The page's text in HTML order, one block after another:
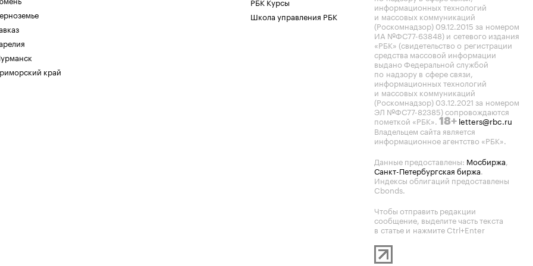
край
Школа управления РБК
информационных технологий
и массовых коммуникаций
(Роскомнадзор) 09.12.2015 за номером
ИА №ФС77-63848) и сетевого издания
«РБК» (свидетельство о регистрации
средства массовой информации
выдано Федеральной службой
по надзору в сфере связи,
информационных технологий
и массовых коммуникаций
(Роскомнадзор) 03.12.2021 за номером
ЭЛ №ФС77-82385) сопровождаются
пометкой «РБК». 18+ letters@rbc.ru
Владельцем сайта является
информационное агентство «РБК».
Данные предоставлены: Мосбиржа,
Санкт-Петербургская биржа.
Индексы облигаций предоставлены
Cbonds.
Чтобы отправить редакции
сообщение, выделите часть текста
в статье и нажмите Ctrl+Enter